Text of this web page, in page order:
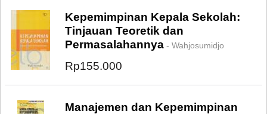
Kepemimpinan Kepala Sekolah:
Tinjauan Teoretik dan
Permasalahannya - Wahjosumidjo
Rp155.000
Manajemen dan Kepemimpinan